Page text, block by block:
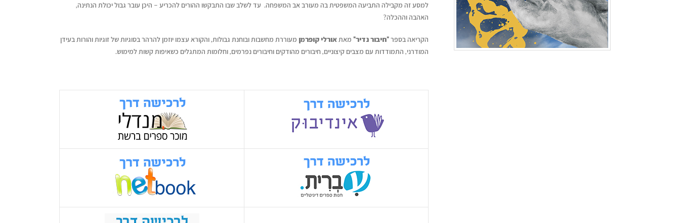
למסע זה מקבילה התביעה המשפטית בה מעורב אב המשפחה. עד לשלב שבו התבקשו ההורים להכריע – היכן עובר גבול יכולת הנתינה,
האהבה וההכלה?
הקריאה בספר"חיבור נדיר" מאת אורלי קופרמן מעוררת מחשבות ובוחנת גבולות, והקורא עצמו יוזמן להרהר בסוגיות של זוגיות והורות בעידן
המודרני, התמודדות עם מצבים קיצוניים, חיבורים מהודקים וחיבורים נפרמים, וחלומות המתגלים כשאיפות קשות למימוש.